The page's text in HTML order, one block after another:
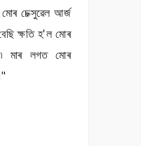
চেক্সুৱেল আৰ্জ
ক্ষতি হ'ল মোৰ
মাৰ লগত মোৰ